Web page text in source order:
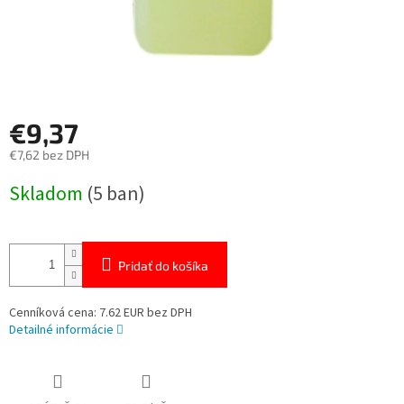
€9,37
€7,62 bez DPH
cena:
Skladom (5 ban)
Pridať do košíka
Cenníková cena: 7.62 EUR bez DPH
Detailné informácie